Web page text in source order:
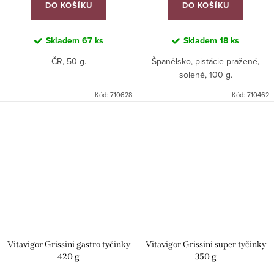
DO KOŠÍKU
Skladem 67 ks
ČR, 50 g.
Kód: 710628
DO KOŠÍKU
Skladem 18 ks
Španělsko, pistácie pražené,
solené, 100 g.
Kód: 710462
Vitavigor Grissini gastro tyčinky
420 g
Vitavigor Grissini super tyčinky
350 g